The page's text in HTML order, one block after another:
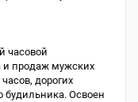
часовой
продаж мужских
дорогих
будильника. Освоен